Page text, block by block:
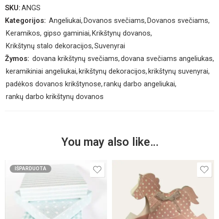
SKU:ANGS
Kategorijos: Angeliukai, Dovanos svečiams, Dovanos svečiams,
Keramikos, gipso gaminiai, Krikštynų dovanos,
Krikštynų stalo dekoracijos,Suvenyrai
Žymos: dovana krikštynų svečiams,dovana svečiams angeliukas,
keramikiniai angeliukai, krikštynų dekoracijos, krikštynų suvenyrai,
padėkos dovanos krikštynose,rankų darbo angeliukai,
rankų darbo krikštynų dovanos
You may also like…
IŠPARDUOTA